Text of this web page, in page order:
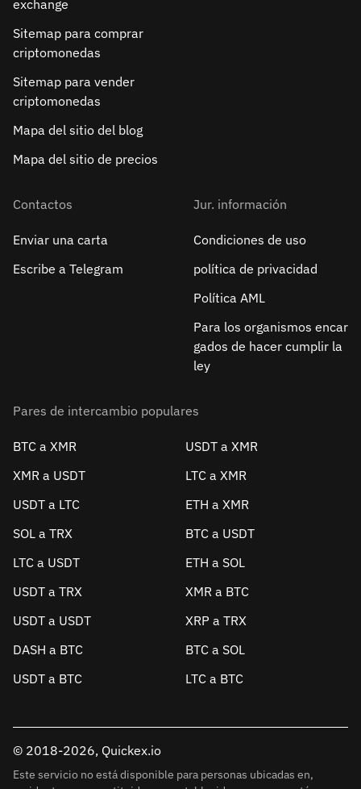
exchange
Sitemap para comprar
criptomonedas
Sitemap para vender
criptomonedas
Mapa del sitio del blog
Mapa del sitio de precios
Contactos
Enviar una carta
Escribe a Telegram
Jur. información
Condiciones de uso
política de privacidad
Política AML
Para los organismos encar
gados de hacer cumplir la
ley
Pares de intercambio populares
BTC a XMR
USDT a XMR
XMR a USDT
LTC a XMR
USDT a LTC
ETH a XMR
SOL a TRX
BTC a USDT
LTC a USDT
ETH a SOL
USDT a TRX
XMR a BTC
USDT a USDT
XRP a TRX
DASH a BTC
BTC a SOL
USDT a BTC
LTC a BTC
© 2018-2026, Quickex.io
Este servicio no está disponible para personas ubicadas en,